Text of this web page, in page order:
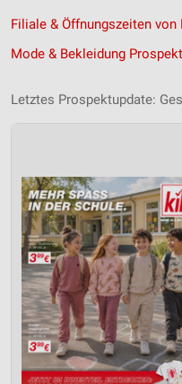
Filiale & Öffnungszeiten von
Mode & Bekleidung
Letztes Prospektupdate: